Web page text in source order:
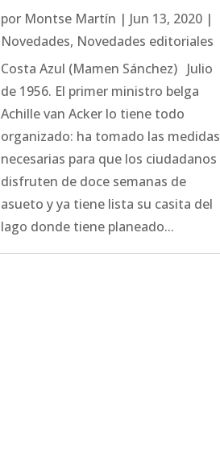
por Montse Martín | Jun 13, 2020|
Novedades, Novedades editoriales
Costa Azul (Mamen Sánchez) Julio
de 1956. El primer ministro belga
Achille van Acker lo tiene todo
organizado: ha tomado las medidas
necesarias para que los ciudadanos
disfruten de doce semanas de
asueto y ya tiene lista su casita del
lago donde tiene planeado...